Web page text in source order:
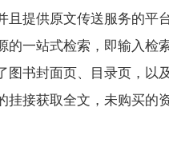
且提供原文传送服务的
的一站式检索，即输入
图书封面页、目录页，
挂接获取全文，未购买